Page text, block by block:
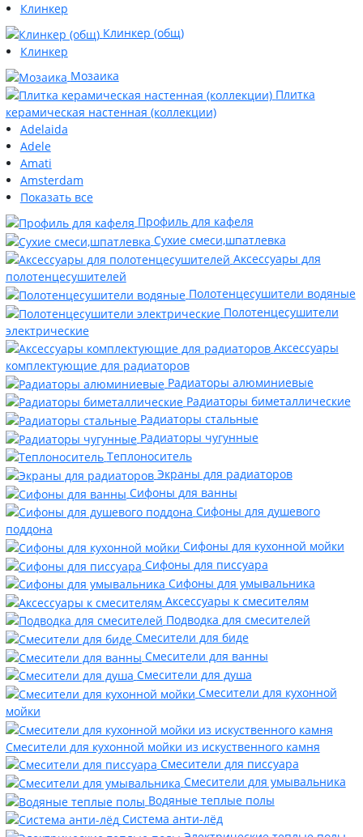
Клинкер
Клинкер (общ)
Клинкер
Мозаика
Плитка
керамическая настенная (коллекции)
Adelaida
Adele
Amati
Amsterdam
Показать все
Профиль для кафеля
Сухие смеси,шпатлевка
Аксессуары для
полотенцесушителей
Полотенцесушители водяные
Полотенцесушители
электрические
Аксессуары
комплектующие для радиаторов
Радиаторы алюминиевые
Радиаторы биметаллические
Радиаторы стальные
Радиаторы чугунные
Теплоноситель
Экраны для радиаторов
Сифоны для ванны
Сифоны для душевого
поддона
Сифоны для кухонной мойки
Сифоны для писсуара
Сифоны для умывальника
Аксессуары к смесителям
Подводка для смесителей
Смесители для биде
Смесители для ванны
Смесители для душа
Смесители для кухонной
мойки
Смесители для кухонной мойки из искуственного камня
Смесители для писсуара
Смесители для умывальника
Водяные теплые полы
Система анти-лёд